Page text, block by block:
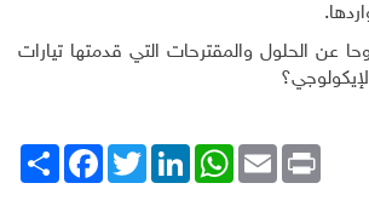
عن الحلول والمقترحات التي قدمتها تيارات
الإيكولوجي؟
انشر
FacebookTwitterLinkedIn
WhatsAppEmail Print